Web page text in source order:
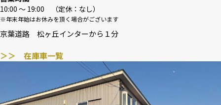
10:00 〜 19:00 （定休：なし）
※年末年始はお休みを頂く場合がございます
京葉道路 松ヶ丘インターから１分
＞＞ 在庫車一覧